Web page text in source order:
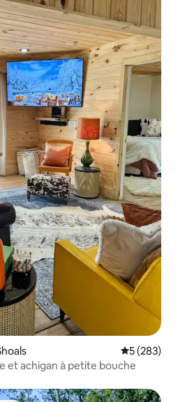
Évaluation
5 (283)
et achigan à petite bouche